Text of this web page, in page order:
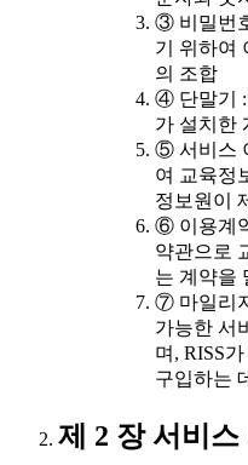
③ 비밀번
기 위하여
의 조합
④ 단말기 :
가 설치한
⑤ 서비스
여 교육정
정보원이
⑥ 이용계
약관으로
는 계약을
⑦ 마일리
가능한 서
며, RISS
구입하는
제 2 장 서비